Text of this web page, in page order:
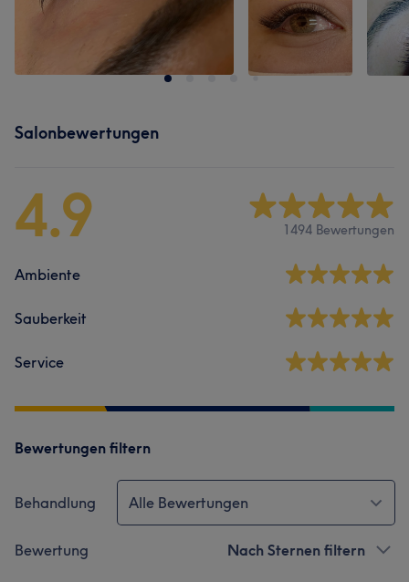
Salonbewertungen
4.9 1494 Bewertungen
Ambiente
Sauberkeit
Service
Bewertungen filtern
Behandlung Alle Bewertungen
Bewertung Nach Sternen filtern